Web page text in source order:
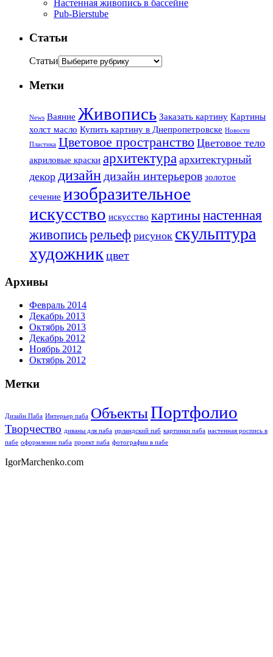
Настенная живопись в бассейне
Pub-Bierstube
Статьи
Статьи
Метки
News Ваяние Живопись Заказать картину Картины
холст масло Купить картину в Днепропетровске Новости
Пластика Цветовое пространство Цветовое тело
акриловые краски архитектура архитектурный
декор дизайн дизайн интерьеров золотое
сечение изобразительное
искусство искусство картинынастенная
живописьрельеф рисунок скульптура
художникцвет
Архивы
Февраль 2014
Декабрь 2013
Октябрь 2013
Декабрь 2012
Ноябрь 2012
Октябрь 2012
Метки
Дизайн Паба Интерьер паба ОбъектыПортфолио
Творчество диваны для паба ирландский паб картинки паба настенная роспись в
пабе оформление паба проект паба фотографии в пабе
IgorMarchenko.com